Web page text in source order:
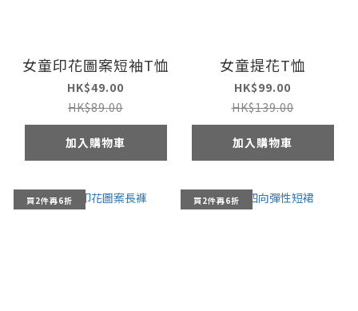
女童印花圖案短袖T恤
HK$49.00
HK$89.00
加入購物車
女童提花T恤
HK$99.00
HK$139.00
加入購物車
買2件再6折 買2件再6折